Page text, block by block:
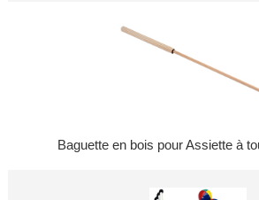
Baguette en bois pour Assiette à